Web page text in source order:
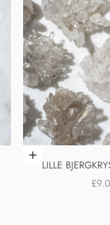
Føj til indkøbskurv
LILLE